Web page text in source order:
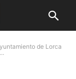
de Lorca